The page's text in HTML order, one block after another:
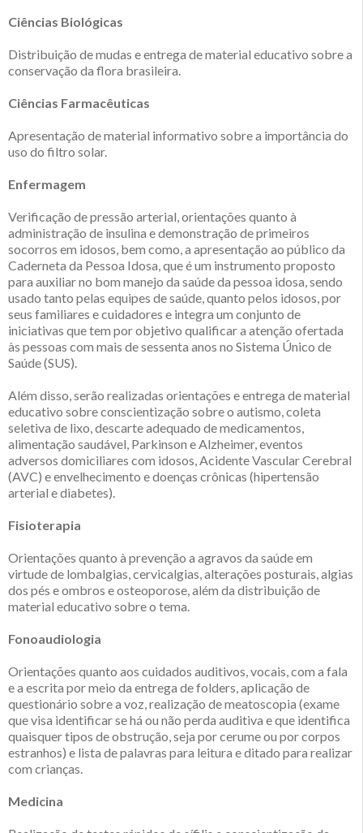
Ciências Biológicas
Distribuição de mudas e entrega de material educativo sobre a
conservação da flora brasileira.
Ciências Farmacêuticas
Apresentação de material informativo sobre a importância do
uso do filtro solar.
Enfermagem
Verificação de pressão arterial, orientações quanto à
administração de insulina e demonstração de primeiros
socorros em idosos, bem como, a apresentação ao público da
Caderneta da Pessoa Idosa, que é um instrumento proposto
para auxiliar no bom manejo da saúde da pessoa idosa, sendo
usado tanto pelas equipes de saúde, quanto pelos idosos, por
seus familiares e cuidadores e integra um conjunto de
iniciativas que tem por objetivo qualificar a atenção ofertada
às pessoas com mais de sessenta anos no Sistema Único de
Saúde (SUS).
Além disso, serão realizadas orientações e entrega de material
educativo sobre conscientização sobre o autismo, coleta
seletiva de lixo, descarte adequado de medicamentos,
alimentação saudável, Parkinson e Alzheimer, eventos
adversos domiciliares com idosos, Acidente Vascular Cerebral
(AVC) e envelhecimento e doenças crônicas (hipertensão
arterial e diabetes).
Fisioterapia
Orientações quanto à prevenção a agravos da saúde em
virtude de lombalgias, cervicalgias, alterações posturais, algias
dos pés e ombros e osteoporose, além da distribuição de
material educativo sobre o tema.
Fonoaudiologia
Orientações quanto aos cuidados auditivos, vocais, com a fala
e a escrita por meio da entrega de folders, aplicação de
questionário sobre a voz, realização de meatoscopia (exame
que visa identificar se há ou não perda auditiva e que identifica
quaisquer tipos de obstrução, seja por cerume ou por corpos
estranhos) e lista de palavras para leitura e ditado para realizar
com crianças.
Medicina